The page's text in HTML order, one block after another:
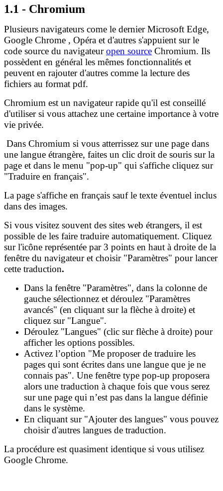
1.1 - Chromium
Plusieurs navigateurs come le dernier Microsoft Edge,
Google Chrome , Opéra et d'autres s'appuient sur le
code source du navigateuropen source Chromium. Ils
possèdent en général les mêmes fonctionnalités et
peuvent en rajouter d'autres comme la lecture des
fichiers au format pdf.
Chromium est un navigateur rapide qu'il est conseillé
d'utiliser si vous attachez une certaine importance à votre
vie privée.
Dans Chromium si vous atterrissez sur une page dans
une langue étrangère, faites un clic droit de souris sur la
page et dans le menu "pop-up" qui s'affiche cliquez sur
"Traduire en français".
La page s'affiche en français sauf le texte éventuel inclus
dans des images.
Si vous visitez souvent des sites web étrangers, il est
possible de les faire traduire automatiquement. Cliquez
sur l'icône représentée par 3 points en haut à droite de la
fenêtre du navigateur et choisir "Paramètres" pour lancer
cette traduction.
Dans la fenêtre "Paramètres", dans la colonne de
gauche sélectionnez et déroulez "Paramètres
avancés" (en cliquant sur la flèche à droite) et
cliquez sur "Langue".
Déroulez "Langues" (clic sur flèche à droite) pour
afficher les options possibles.
Activez l’option "Me proposer de traduire les
pages qui sont écrites dans une langue que je ne
connais pas". Une fenêtre type pop-up proposera
alors une traduction à chaque fois que vous serez
sur une page qui n’est pas dans la langue définie
dans le système.
En cliquant sur "Ajouter des langues" vous pouvez
choisir d'autres langues de traduction.
La procédure est quasiment identique si vous utilisez
Google Chrome.